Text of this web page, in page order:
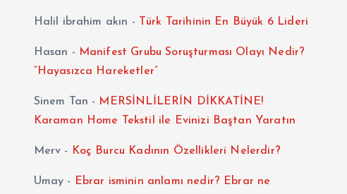
Halil ibrahim akın - Türk Tarihinin En Büyük 6 Lideri
Hasan - Manifest Grubu Soruşturması Olayı Nedir?
“Hayasızca Hareketler”
Sinem Tan - MERSİNLİLERİN DİKKATİNE!
Karaman Home Tekstil ile Evinizi Baştan Yaratın
Merv - Koç Burcu Kadının Özellikleri Nelerdir?
Umay -
Ebrar isminin anlamı nedir? Ebrar ne